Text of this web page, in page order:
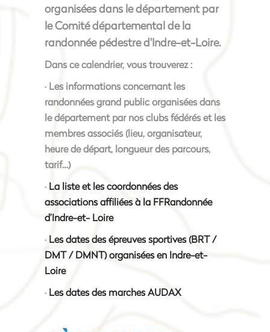
organisées dans le département par
le Comité départemental de la
randonnée pédestre d'Indre-et-Loire.
Dans ce calendrier, vous trouverez :
· Les informations concernant les
randonnées grand public organisées dans
le département par nos clubs fédérés et les
membres associés (lieu, organisateur,
heure de départ, longueur des parcours,
tarif…)
· La liste et les coordonnées des
associations affiliées à la FFRandonnée
d’Indre-et- Loire
· Les dates des épreuves sportives (BRT /
DMT / DMNT) organisées en Indre-et-
Loire
· Les dates des marches AUDAX